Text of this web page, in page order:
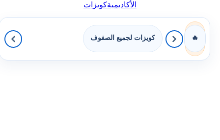
الأكاديميةكويزات
🔥 كويزات لجميع الصفوف